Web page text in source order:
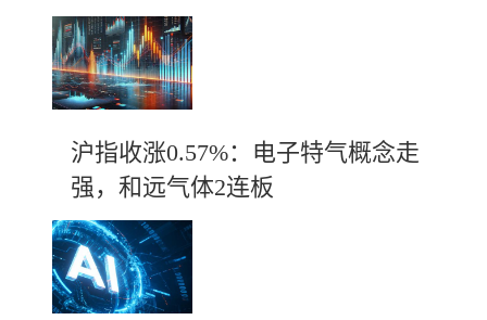
沪指收涨0.57%：电子特气概念走
强，和远气体2连板